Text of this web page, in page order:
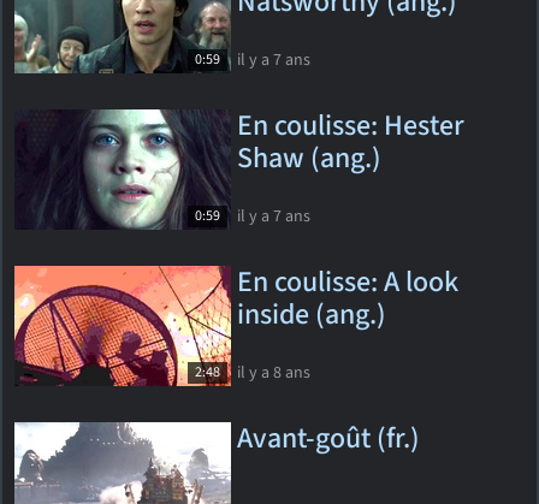
0:59 il y a 7 ans
0:59
En coulisse: Hester
Shaw (ang.)
il y a 7 ans
2:48
En coulisse: A look
inside (ang.)
il y a 8 ans
Avant-goût (fr.)